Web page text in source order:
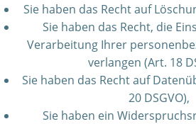
Sie haben das Recht auf
Sie haben das Recht, die
Verarbeitung Ihrer
verlangen (Art. 18
Sie haben das Recht auf
20 DSGVO),
Sie haben ein